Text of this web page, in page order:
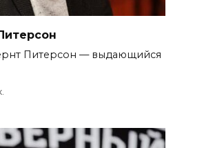
Питерсон — выдающийся